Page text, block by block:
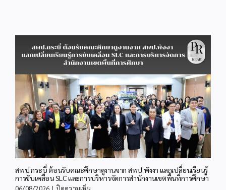
สพป.กระบี่ ต้อนรับคณะศึกษาดูงานจาก สพป.พังงา แลกเปลี่ยนเรียนรู้
การขับเคลื่อน SLC และการบริหารจัดการสำนักงานเขตพื้นที่การศึกษา
บน